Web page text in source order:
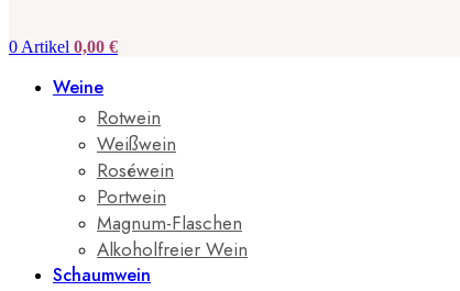
0 Artikel 0,00 €
Weine
Rotwein
Weißwein
Roséwein
Portwein
Magnum-Flaschen
Alkoholfreier Wein
Schaumwein